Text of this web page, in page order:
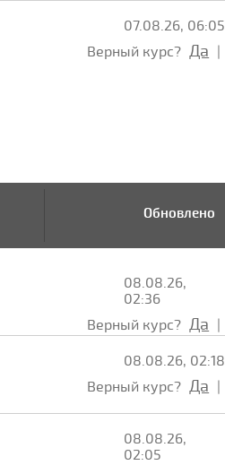
07.08.26, 06:05
Верный курс? Да
Обновлено
08.08.26,
02:36
Верный курс? Да
08.08.26, 02:18
Верный курс? Да
08.08.26,
02:05